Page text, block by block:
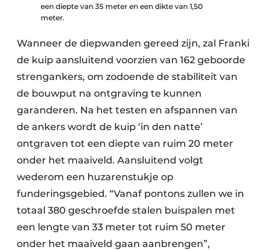
een diepte van 35 meter en een dikte van 1,50
meter.
Wanneer de diepwanden gereed zijn, zal Franki
de kuip aansluitend voorzien van 162 geboorde
strengankers, om zodoende de stabiliteit van
de bouwput na ontgraving te kunnen
garanderen. Na het testen en afspannen van
de ankers wordt de kuip ‘in den natte’
ontgraven tot een diepte van ruim 20 meter
onder het maaiveld. Aansluitend volgt
wederom een huzarenstukje op
funderingsgebied. “Vanaf pontons zullen we in
totaal 380 geschroefde stalen buispalen met
een lengte van 33 meter tot ruim 50 meter
onder het maaiveld gaan aanbrengen”,